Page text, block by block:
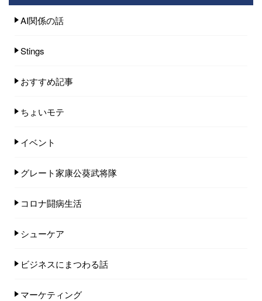
AI関係の話
Stings
おすすめ記事
ちょいモテ
イベント
グレート家康公葵武将隊
コロナ闘病生活
シューケア
ビジネスにまつわる話
マーケティング